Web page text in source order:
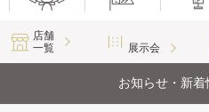
店舗
一覧
展示会
お知らせ・新着